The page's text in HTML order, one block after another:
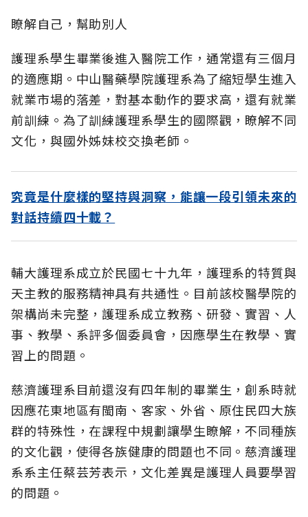
瞭解自己，幫助別人
護理系學生畢業後進入醫院工作，通常還有三個月
的適應期。中山醫藥學院護理系為了縮短學生進入
就業市場的落差，對基本動作的要求高，還有就業
前訓練。為了訓練護理系學生的國際觀，瞭解不同
文化，與國外姊妹校交換老師。
究竟是什麼樣的堅持與洞察，能讓一段引領未來的
對話持續四十載？
輔大護理系成立於民國七十九年，護理系的特質與
天主教的服務精神具有共通性。目前該校醫學院的
架構尚未完整，護理系成立教務、研發、實習、人
事、教學、系評多個委員會，因應學生在教學、實
習上的問題。
慈濟護理系目前還沒有四年制的畢業生，創系時就
因應花東地區有閩南、客家、外省、原住民四大族
群的特殊性，在課程中規劃讓學生瞭解，不同種族
的文化觀，使得各族健康的問題也不同。慈濟護理
系系主任蔡芸芳表示，文化差異是護理人員要學習
的問題。